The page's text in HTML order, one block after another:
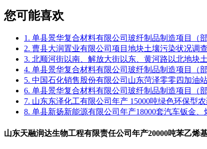
您可能喜欢
1. 单县景华复合材料有限公司玻纤制品制造项目（
2. 曹县大润置业有限公司项目地块土壤污染状况调
3. 北顺河街以南、解放大街以东、黄河路以北地块
4. 单县景华复合材料有限公司玻纤制品制造项目（
5. 中国石化销售股份有限公司山东菏泽零零四加油
6. 单县景华复合材料有限公司玻纤制品制造项目（
7. 山东东泽化工有限公司年产 15000吨绿色环保型
8. 单县新扬新能源有限公司年产18000套汽车钣金
山东天融润达生物工程有限责任公司年产20000吨苯乙烯